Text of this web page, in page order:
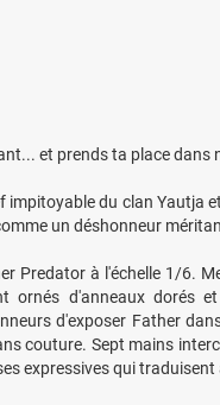
et prends ta place dans
du clan
un déshonneur
Predator à l'échelle 1/6.
ornés d'anneaux dorés
d'exposer Father
couture. Sept mains
expressives qui